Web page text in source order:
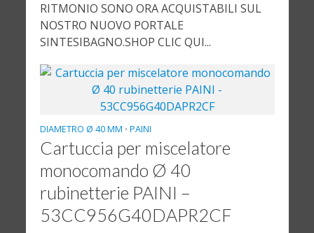
RITMONIO SONO ORA ACQUISTABILI SUL
NOSTRO NUOVO PORTALE
SINTESIBAGNO.SHOP CLIC QUI...
DIAMETRO Ø 40 MM • PAINI
Cartuccia per miscelatore
monocomando Ø 40
rubinetterie PAINI –
53CC956G40DAPR2CF